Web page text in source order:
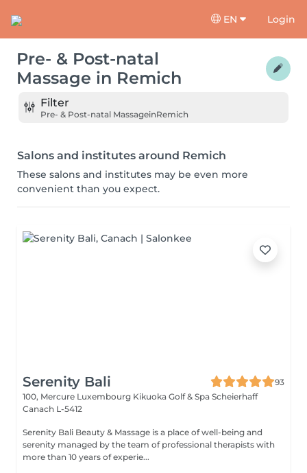
EN Login
Pre- & Post-natal
Massage in Remich
Filter
Pre- & Post-natal MassageinRemich
Salons and institutes around Remich
These salons and institutes may be even more
convenient than you expect.
Serenity Bali
93
100, Mercure Luxembourg Kikuoka Golf & Spa Scheierhaff
Canach L-5412
Serenity Bali Beauty & Massage is a place of well-being and
serenity managed by the team of professional therapists with
more than 10 years of experie...